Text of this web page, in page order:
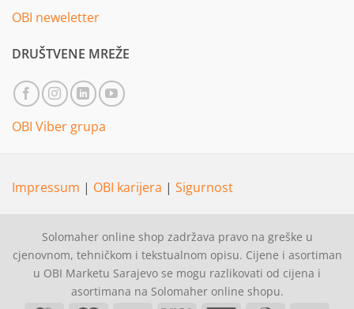
OBI neweletter
DRUŠTVENE MREŽE
OBI Viber grupa
Impressum | OBI karijera | Sigurnost
Solomaher online shop zadržava pravo na greške u
cjenovnom, tehničkom i tekstualnom opisu. Cijene i asortiman
u OBI Marketu Sarajevo se mogu razlikovati od cijena i
asortimana na Solomaher online shopu.